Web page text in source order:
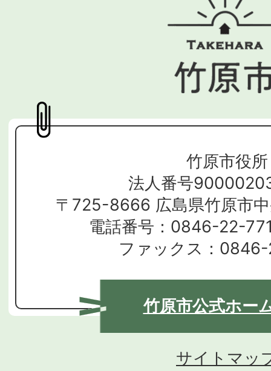
竹原市役所
法人番号
〒725-8666 広島県竹原市
電話番号：0846-22-
ファックス：
竹原市公式ホー
サイトマッ